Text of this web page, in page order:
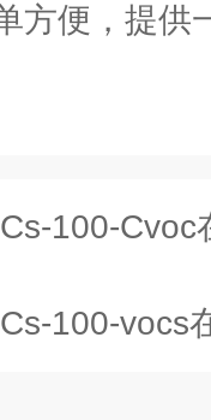
方便，提供
100-Cvoc
100-vocs